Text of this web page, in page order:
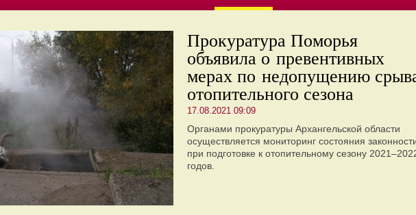
Прокуратура Поморья
объявила о превентивных
мерах по недопущению
отопительного сезона
17.08.2021 09:09
Органами прокуратуры Архангельской области
осуществляется мониторинг состояния
при подготовке к отопительному сезону
годов.